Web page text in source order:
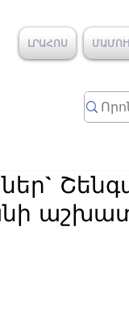
ԼՐԱՀՈՍ